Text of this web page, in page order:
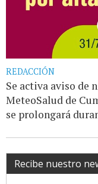
REDACCIÓN
Se activa aviso de
MeteoSalud de
se prolongará
Recibe nuestro